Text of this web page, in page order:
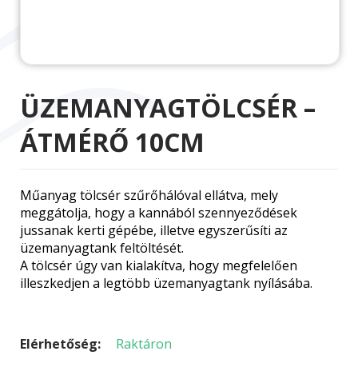
ÜZEMANYAGTÖLCSÉR –
ÁTMÉRŐ 10CM
Műanyag tölcsér szűrőhálóval ellátva, mely
meggátolja, hogy a kannából szennyeződések
jussanak kerti gépébe, illetve egyszerűsíti az
üzemanyagtank feltöltését.
A tölcsér úgy van kialakítva, hogy megfelelően
illeszkedjen a legtöbb üzemanyagtank nyílásába.
Elérhetőség: Raktáron